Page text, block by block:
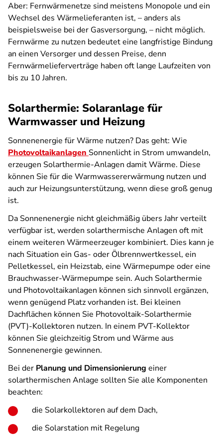
Aber: Fernwärmenetze sind meistens Monopole und ein
Wechsel des Wärmelieferanten ist, – anders als
beispielsweise bei der Gasversorgung, – nicht möglich.
Fernwärme zu nutzen bedeutet eine langfristige Bindung
an einen Versorger und dessen Preise, denn
Fernwärmelieferverträge haben oft lange Laufzeiten von
bis zu 10 Jahren.
Solarthermie: Solaranlage für
Warmwasser und Heizung
Sonnenenergie für Wärme nutzen? Das geht: Wie
Photovoltaikanlagen Sonnenlicht in Strom umwandeln,
erzeugen Solarthermie-Anlagen damit Wärme. Diese
können Sie für die Warmwassererwärmung nutzen und
auch zur Heizungsunterstützung, wenn diese groß genug
ist.
Da Sonnenenergie nicht gleichmäßig übers Jahr verteilt
verfügbar ist, werden solarthermische Anlagen oft mit
einem weiteren Wärmeerzeuger kombiniert. Dies kann je
nach Situation ein Gas- oder Ölbrennwertkessel, ein
Pelletkessel, ein Heizstab, eine Wärmepumpe oder eine
Brauchwasser-Wärmepumpe sein. Auch Solarthermie
und Photovoltaikanlagen können sich sinnvoll ergänzen,
wenn genügend Platz vorhanden ist. Bei kleinen
Dachflächen können Sie Photovoltaik-Solarthermie
(PVT)-Kollektoren nutzen. In einem PVT-Kollektor
können Sie gleichzeitig Strom und Wärme aus
Sonnenenergie gewinnen.
Bei der Planung und Dimensionierung einer
solarthermischen Anlage sollten Sie alle Komponenten
beachten:
die Solarkollektoren auf dem Dach,
die Solarstation mit Regelung